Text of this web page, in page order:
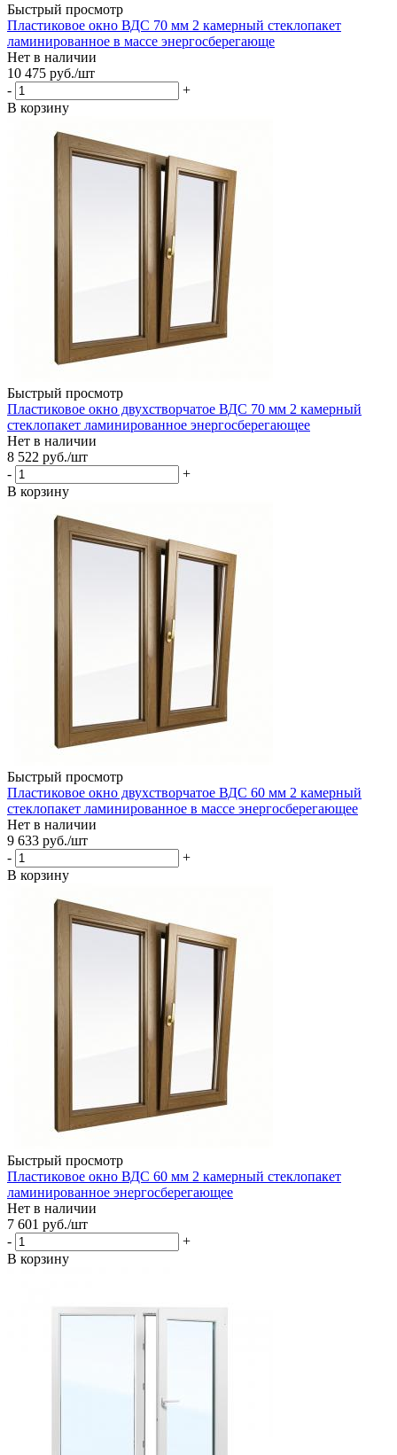
Быстрый просмотр
Пластиковое окно ВДС 70 мм 2 камерный стеклопакет
ламинированное в массе энергосберегающе
Нет в наличии
10 475 руб./шт
-
+
В корзину
Быстрый просмотр
Пластиковое окно двухстворчатое ВДС 70 мм 2 камерный
стеклопакет ламинированное энергосберегающее
Нет в наличии
8 522 руб./шт
-
+
В корзину
Быстрый просмотр
Пластиковое окно двухстворчатое ВДС 60 мм 2 камерный
стеклопакет ламинированное в массе энергосберегающее
Нет в наличии
9 633 руб./шт
-
+
В корзину
Быстрый просмотр
Пластиковое окно ВДС 60 мм 2 камерный стеклопакет
ламинированное энергосберегающее
Нет в наличии
7 601 руб./шт
-
+
В корзину